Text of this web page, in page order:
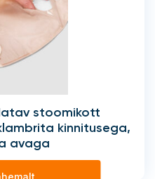
stoomikott
kinnitusega,
avaga